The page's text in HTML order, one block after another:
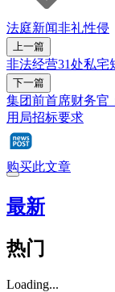
法庭新闻非礼性侵
上一篇
非法经营31处私宅
下一篇
集团前首席财务官
用局招标要求
购买此文章
最新
热门
Loading...